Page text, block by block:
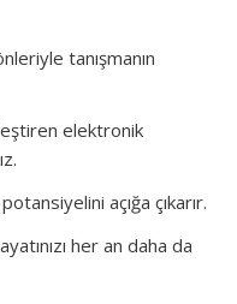
tanışmanın
elektronik
açığa çıkarır.
her an daha da